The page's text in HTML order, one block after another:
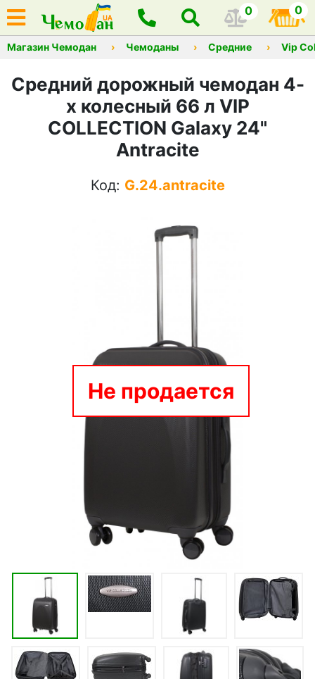
0 0
Магазин Чемодан Чемоданы Средние Vip
Средний дорожный чемодан 4-
х колесный 66 л VIP
COLLECTION Galaxy 24"
Antracite
Код: G.24.antracite
Не продается